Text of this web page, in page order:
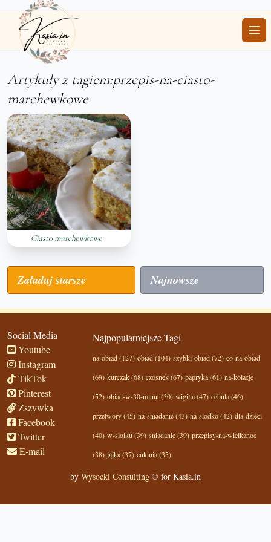
Artykuły z tagiem:przepis-na-ciasto-
marchewkowe
Ciasto marchewkowe
Załaduj starsze Najnowsze
Social Media
Youtube
Instagram
TikTok
Pinterest
Zszywka
Facebook
Twitter
E-mail
Najpopularniejsze Tagi
na-obiad (127) obiad (104) szybki-obiad (72) co-na-obiad
(69) kurczak (68) czosnek (67) papryka (61) na-kolacje
(52) obiad-w-30-minut (50) wigilia (47) cebula (46)
przetwory (45) na-sniadanie (43) na-slodko (42) dla-dzieci
(40) w-sloiku (39) sniadanie (39) przepisy-na-wielkanoc
(38) jajka (37) cukinia (35)
by Wysocki Consulting© for Kasia.in